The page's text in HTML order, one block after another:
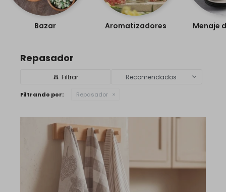
Bazar Aromatizadores Menaje de
Repasador
Recomendados
Filtrando por: Repasador